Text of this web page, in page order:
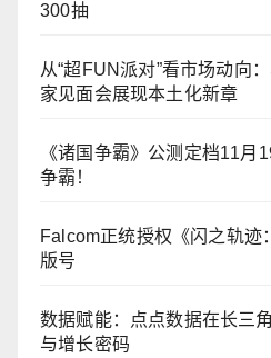
300抽
从“超FUN派对”看市场动向
家见面会展现本土化新章
《诸国争霸》公测定档11月
争霸！
Falcom正统授权《闪之轨迹
版号
数据赋能：点点数据在长三
与增长密码